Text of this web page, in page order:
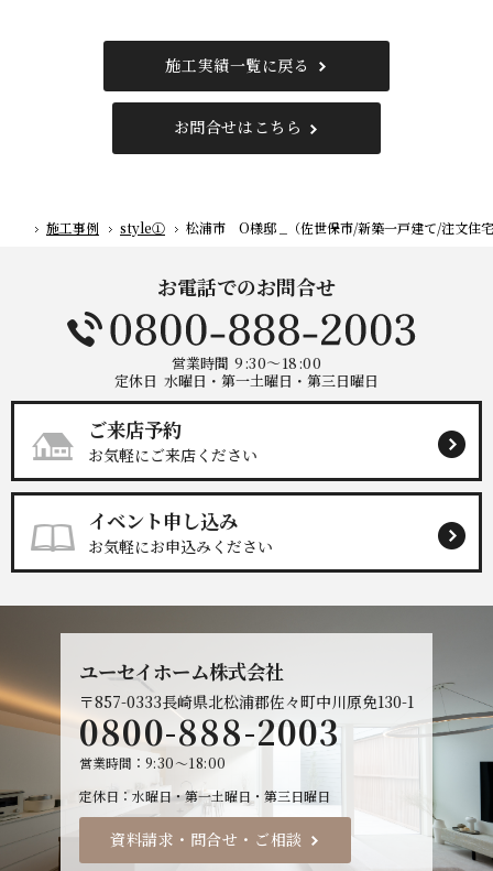
施工実績一覧に戻る
お問合せはこちら
ホーム
施工事例 style① 松浦市 O様邸 _（佐世保市/新築一戸建て/注文住
お電話でのお問合せ
営業時間 9:30～18:00
定休日 水曜日・第一土曜日・第三日曜日
ご来店予約
お気軽にご来店ください
イベント申し込み
お気軽にお申込みください
ユーセイホーム株式会社
〒857-0333長崎県北松浦郡佐々町中川原免130-1
0800-888-2003
営業時間
9:30～18:00
定休日
水曜日・第一土曜日・第三日曜日
資料請求・問合せ・ご相談